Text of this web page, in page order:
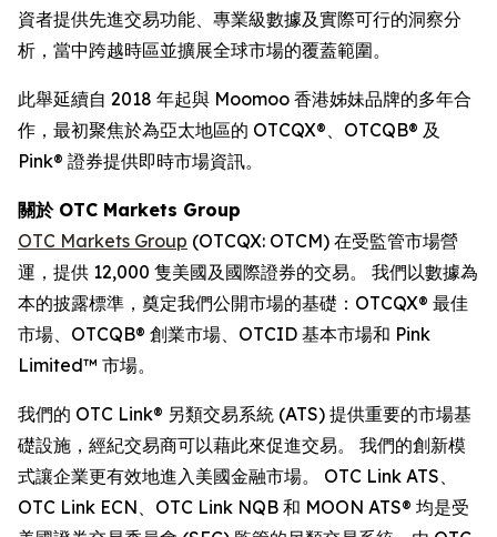
資者提供先進交易功能、專業級數據及實際可行的洞察分
析，當中跨越時區並擴展全球市場的覆蓋範圍。
此舉延續自 2018 年起與 Moomoo 香港姊妹品牌的多年合
作，最初聚焦於為亞太地區的 OTCQX®、OTCQB® 及
Pink® 證券提供即時市場資訊。
關於 OTC Markets Group
OTC Markets Group (OTCQX: OTCM) 在受監管市場營
運，提供 12,000 隻美國及國際證券的交易。 我們以數據為
本的披露標準，奠定我們公開市場的基礎：OTCQX® 最佳
市場、OTCQB® 創業市場、OTCID 基本市場和 Pink
Limited™ 市場。
我們的 OTC Link® 另類交易系統 (ATS) 提供重要的市場基
礎設施，經紀交易商可以藉此來促進交易。 我們的創新模
式讓企業更有效地進入美國金融市場。 OTC Link ATS、
OTC Link ECN、OTC Link NQB 和 MOON ATS® 均是受